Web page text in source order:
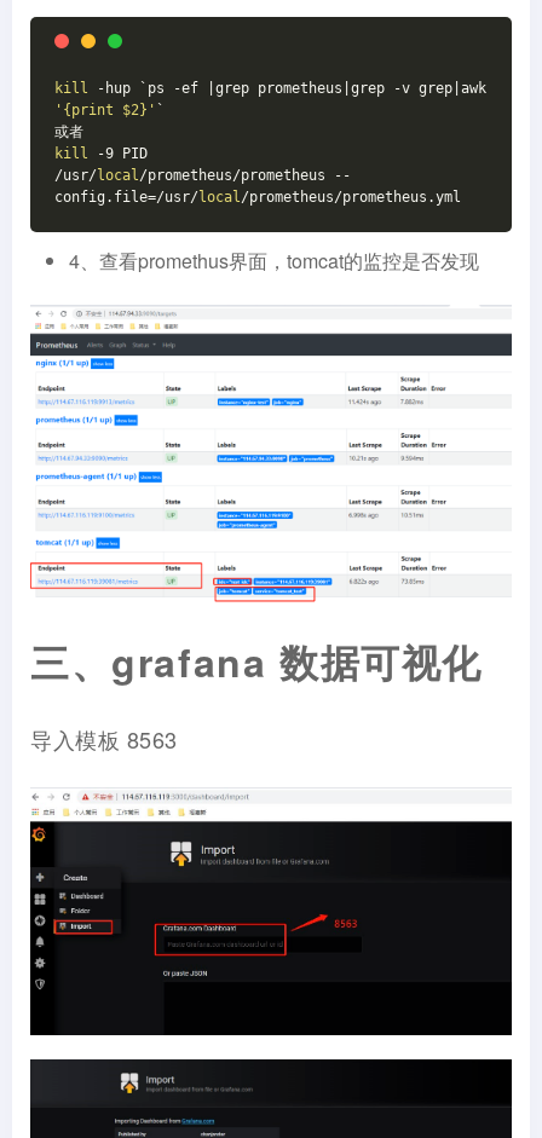
kill
'{print $2}' `
或者
kill -9 PID
/usr/local/prometheus/prometheus --
config.file=/usr/local/prometheus/prometheus.yml
4、查看promethus界面，tomcat的监控是否发现
三、grafana 数据可视化
导入模板 8563